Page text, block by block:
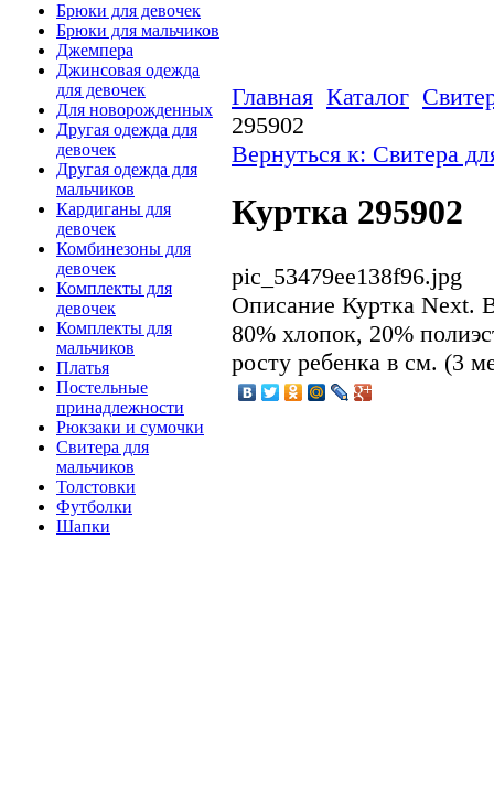
Брюки для девочек
Брюки для мальчиков
Джемпера
Джинсовая одежда
для девочек
Для новорожденных
Другая одежда для
девочек
Другая одежда для
мальчиков
Кардиганы для
девочек
Комбинезоны для
девочек
Комплекты для
девочек
Комплекты для
мальчиков
Платья
Постельные
принадлежности
Рюкзаки и сумочки
Свитера для
мальчиков
Толстовки
Футболки
Шапки
Главная Каталог
295902
Вернуться к: Свитера
Куртка 295902
pic_53479ee138f96.jpg
Описание Куртка Next.
80% хлопок, 20%
росту ребенка в см. (3